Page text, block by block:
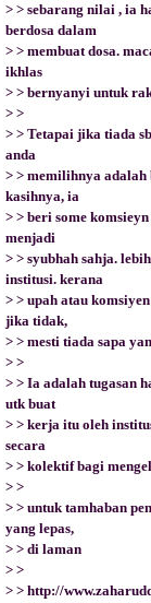
> > sebarang nilai , ia
berdosa dalam
> > membuat dosa.
ikhlas
> > bernyanyi untuk
> >
> > Tetapai jika tiada
anda
> > memilihnya
kasihnya, ia
> > beri some
menjadi
> > syubhah sahja.
institusi. kerana
> > upah atau
jika tidak,
> > mesti tiada sapa
> >
> > Ia adalah tugasan
utk buat
> > kerja itu oleh
secara
> > kolektif bagi
> >
> > untuk tamhaban
yang lepas,
> > di laman
> >
> > http://